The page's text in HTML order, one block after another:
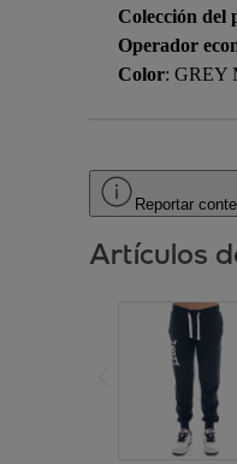
Colección del
Operador
Color: GREY
Reportar
Artículos